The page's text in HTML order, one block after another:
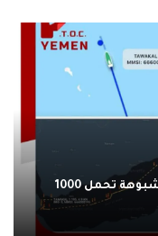
اليمن: خفر السواحل يضبط سفينة مشبوهة تحمل 1000